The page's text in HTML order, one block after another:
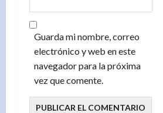
Guarda mi nombre, correo
electrónico y web en este
navegador para la próxima
vez que comente.